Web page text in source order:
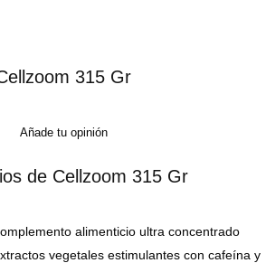
315 Gr
Añade tu opinión
de Cellzoom 315 Gr
alimenticio ultra concentrado
vegetales estimulantes con cafeína y